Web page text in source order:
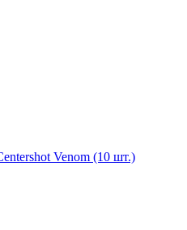
Venom (10 шт.)